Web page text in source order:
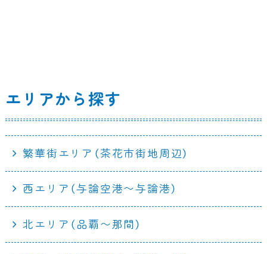
エリアから探す
繁華街エリア（茶花市街地周辺）
西エリア（与論空港〜与論港）
北エリア（品覇〜那間）